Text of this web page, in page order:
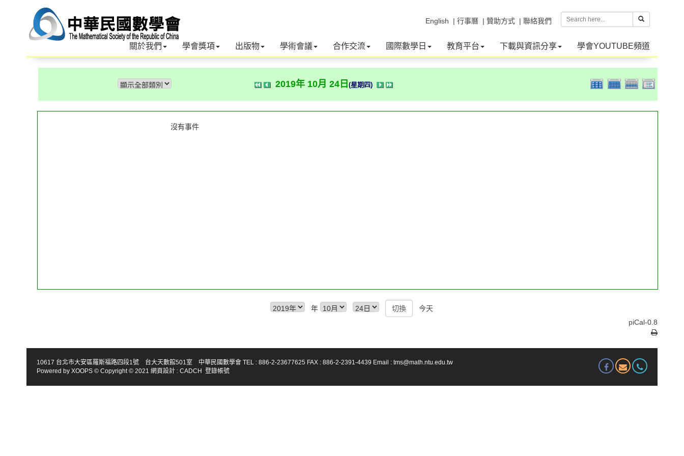
| 聯絡我們
| 贊助方式
| 行事曆
English
關於我們 學會獎項 出版物 學術會議 合作交流 國際數學日 教育平台 下載與資訊分享 學會YOUTUBE頻道
2019年 10月 24日 (星期四)
沒有事件
年
今天
piCal-0.8
10617 台北市大安區羅斯福路四段1號 台大天數館501室 中華民國數學會 TEL : 886-2-23677625 FAX : 886-2-2391-4439 Email : tms@math.ntu.edu.tw
Powered by XOOPS © Copyright © 2021 網頁設計 : CADCH 登錄帳號